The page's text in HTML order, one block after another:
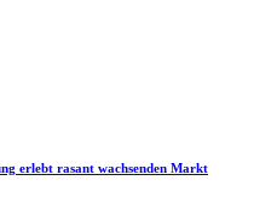
erlebt rasant wachsenden Markt